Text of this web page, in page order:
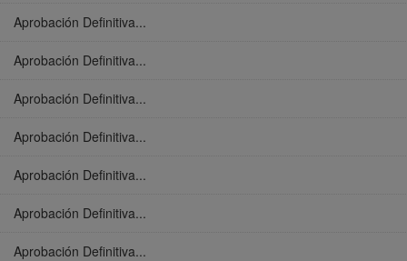
Aprobación Definitiva...
Aprobación Definitiva...
Aprobación Definitiva...
Aprobación Definitiva...
Aprobación Definitiva...
Aprobación Definitiva...
Aprobación Definitiva...